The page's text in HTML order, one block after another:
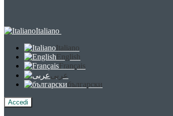
Italiano
Italiano
English
Français
عربى
български
Accedi